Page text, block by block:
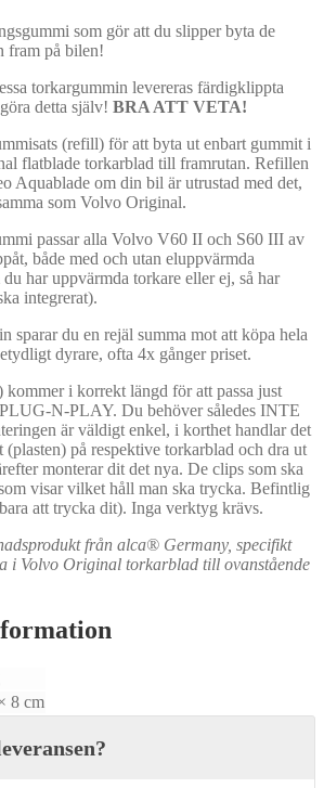
som gör att du slipper byta de
fram på bilen!
torkargummin levereras färdigklippta
detta själv! BRA ATT VETA!
(refill) för att byta ut enbart gummit i
flatblade torkarblad till framrutan. Refillen
Aquablade om din bil är utrustad med det,
som Volvo Original.
passar alla Volvo V60 II och S60 III av
både med och utan eluppvärmda
har uppvärmda torkare eller ej, så har
integrerat).
sparar du en rejäl summa mot att köpa hela
dyrare, ofta 4x gånger priset.
kommer i korrekt längd för att passa just
N-PLAY. Du behöver således INTE
är väldigt enkel, i korthet handlar det
(plasten) på respektive torkarblad och dra ut
monterar dit det nya. De clips som ska
visar vilket håll man ska trycka. Befintlig
att trycka dit). Inga verktyg krävs.
från alca® Germany, specifikt
i Volvo Original torkarblad till ovanstående
8 cm